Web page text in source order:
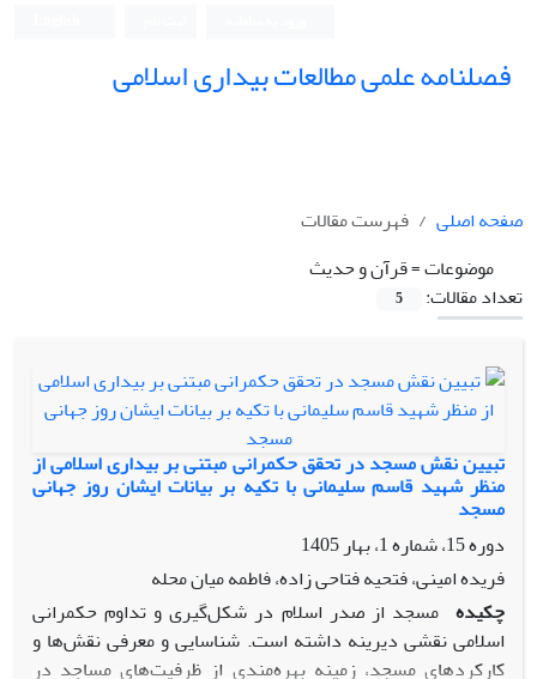
فصلنامه علمی مطالعات بیداری اسلامی
صفحه اصلی
فهرست مقالات
موضوعات =قرآن و حدیث
تعداد مقالات:
5
تبیین نقش مسجد در تحقق حکمرانی مبتنی بر بیداری اسلامی از
منظر شهید قاسم سلیمانی با تکیه بر بیانات ایشان روز جهانی
مسجد
دوره 15، شماره 1، بهار 1405
فریده امینی، فتحیه فتاحی زاده، فاطمه میان محله
چکیده مسجد از صدر اسلام در شکل‌گیری و تداوم حکمرانی
اسلامی نقشی دیرینه داشته است. شناسایی و معرفی نقش‌ها و
کارکردهای مسجد، زمینه بهره‌مندی از ظرفیت‌های مساجد در